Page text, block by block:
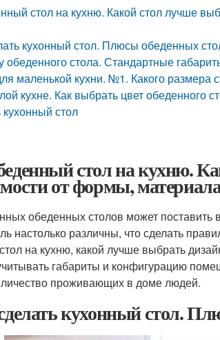
стол на кухню. Какой стол лучше
кухонный стол. Плюсы обеденных
обеденного стола. Стандартные
маленькой кухни. №1. Какого размера
кухне. Как выбрать цвет обеденного
стол
стол на кухню.
от формы,
обеденных столов может поставить
настолько различны, что сделать
на кухню, какой лучше выбрать
габариты и конфигурацию
проживающих в доме людей.
кухонный стол.